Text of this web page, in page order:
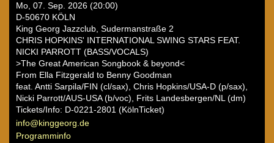
Mo, 07. Sep. 2026 (20:00)
D-50670 KÖLN
King Georg Jazzclub, Sudermanstraße 2
CHRIS HOPKINS' INTERNATIONAL SWING STARS FEAT.
NICKI PARROTT (BASS/VOCALS)
>The Great American Songbook & beyond<
From Ella Fitzgerald to Benny Goodman
feat. Antti Sarpila/FIN (cl/sax), Chris Hopkins/USA-D (p/sax),
Nicki Parrott/AUS-USA (b/voc), Frits Landesbergen/NL (dm)
Tickets/Info: D-0221-2801 (KölnTicket)
info@kinggeorg.de
Programminfo